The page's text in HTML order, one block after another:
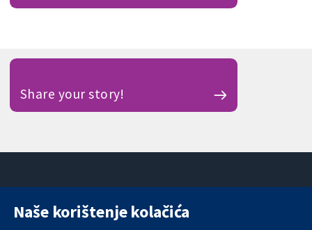
Share your story!
11-13 Cavendish
Naše korištenje kolačića